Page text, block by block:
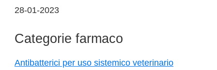
28-01-2023
Categorie farmaco
Antibatterici per uso sistemico veterinario